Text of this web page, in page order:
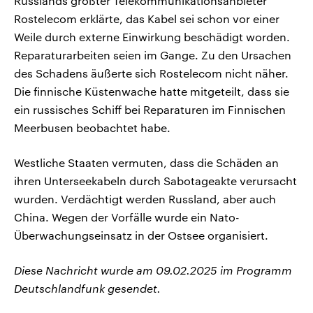
Rostelecom erklärte, das Kabel sei schon vor einer
Weile durch externe Einwirkung beschädigt worden.
Reparaturarbeiten seien im Gange. Zu den Ursachen
des Schadens äußerte sich Rostelecom nicht näher.
Die finnische Küstenwache hatte mitgeteilt, dass sie
ein russisches Schiff bei Reparaturen im Finnischen
Meerbusen beobachtet habe.
Westliche Staaten vermuten, dass die Schäden an
ihren Unterseekabeln durch Sabotageakte verursacht
wurden. Verdächtigt werden Russland, aber auch
China. Wegen der Vorfälle wurde ein Nato-
Überwachungseinsatz in der Ostsee organisiert.
Diese Nachricht wurde am 09.02.2025 im Programm
Deutschlandfunk gesendet.